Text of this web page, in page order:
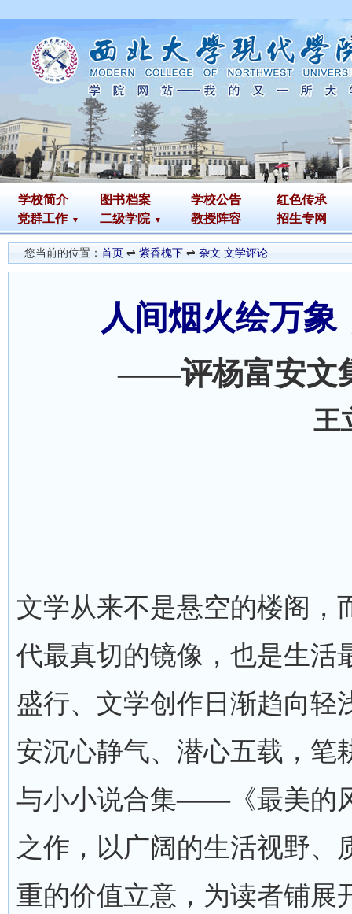
学校简介 图书档案 学校公告
红色传承
党群工作
二级学院 教授阵容 招生专网
您当前的位置： 首页 ⇌ 紫香槐下 ⇌ 杂文 文学评论
人间烟火绘万象
——评杨富安文
王
文学从来不是悬空的楼阁，
代最真切的镜像，也是生活
盛行、文学创作日渐趋向轻
安沉心静气、潜心五载，笔
与小小说合集——《最美的
之作，以广阔的生活视野、
重的价值立意，为读者铺展